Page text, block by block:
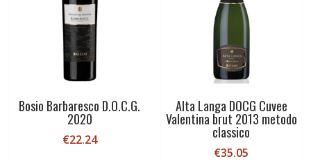
Bosio Barbaresco D.O.C.G.
2020
€22.24
Alta Langa DOCG Cuvee
Valentina brut 2013 metodo
classico
€35.05